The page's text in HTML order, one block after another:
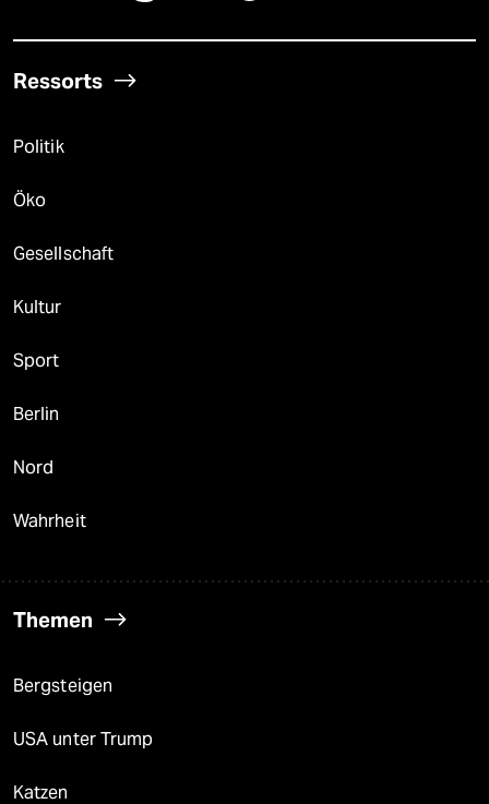
Ressorts
Politik
Öko
Gesellschaft
Kultur
Sport
Berlin
Nord
Wahrheit
Themen
Bergsteigen
USA unter Trump
Katzen